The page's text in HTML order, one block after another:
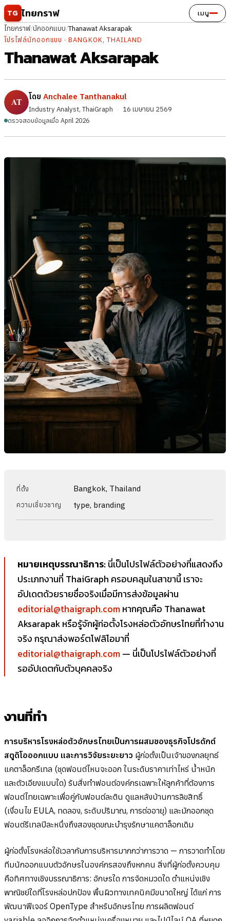
ข้ามไปยังเนื้อหา
TG ไทยกราฟ เมนู
ไทยกราฟ/นักออกแบบ/Thanawat Aksarapak
โปรไฟล์นักออกแบบ · BANGKOK, THAILAND
Thanawat Aksarapak
โดย Anchalee Tanthanakul
Industry Analyst, ThaiGraph · 16 เมษายน 2569
ตรวจสอบข้อมูลเมื่อ April 2026
ที่ตั้ง Bangkok, Thailand
ความเชี่ยวชาญ type, branding
หมายเหตุบรรณาธิการ:นี่เป็นโปรไฟล์ตัวอย่างที่แสดงถึง
ประเภทงานที่ ThaiGraph ครอบคลุมในสาขานี้ เราจะ
อัปเดตด้วยรายชื่อจริงเมื่อมีการส่งข้อมูลผ่าน
editorial@thaigraph.com หากคุณคือ Thanawat
Aksarapak หรือรู้จักผู้ก่อตั้งโรงหล่อตัวอักษรไทยที่ทำงาน
จริง กรุณาส่งพอร์ตโฟลิโอมาที่
editorial@thaigraph.com — นี่เป็นโปรไฟล์ตัวอย่างที่
รออัปเดตกับตัวบุคคลจริง
งานที่ทำ
การบริหารโรงหล่อตัวอักษรไทยเป็นการผสมของธุรกิจโปรดักต์
สตูดิโอออกแบบ และการวิจัยระยะยาว ผู้ก่อตั้งเป็นเจ้าของกลยุทธ์
แคตาล็อกรีเทล (ชุดฟอนต์ไหนจะออก ในระดับราคาเท่าไหร่ น้ำหนัก
และตัวเอียงแบบใด) รับสั่งทำฟอนต์องค์กรเฉพาะให้ลูกค้าที่ต้องการ
ฟอนต์ไทยเฉพาะเพื่อคู่กับฟอนต์ละติน ดูแลหลังบ้านการลิขสิทธิ์
(เงื่อนไข EULA, ทดลอง, ระดับปริมาณ, การต่ออายุ) และมักออกชุด
ฟอนต์รีเทลปีละหนึ่งถึงสองชุดขณะบำรุงรักษาแคตาล็อกเดิม
ผู้ก่อตั้งโรงหล่อใช้เวลากับการบริหารมากกว่าการวาด — การวาดทำโดย
ทีมนักออกแบบตัวอักษรในองค์กรสองถึงหกคน สิ่งที่ผู้ก่อตั้งควบคุม
คือทิศทางเชิงบรรณาธิการ: อักษรใด การจัดหมวดใด ตำแหน่งเชิง
พาณิชย์ใดที่โรงหล่อปกป้อง พื้นผิวทางเทคนิคมีขนาดใหญ่ ได้แก่ การ
พัฒนาฟีเจอร์ OpenType สำหรับอักษรไทย การผลิตฟอนต์